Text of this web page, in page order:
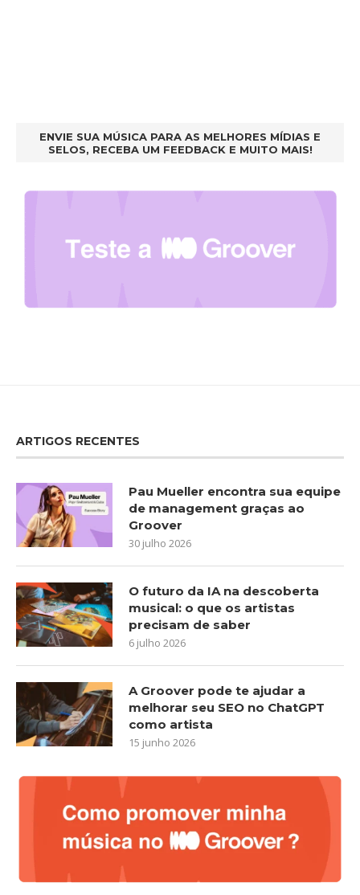
ENVIE SUA MÚSICA PARA AS MELHORES MÍDIAS E
SELOS, RECEBA UM FEEDBACK E MUITO MAIS!
ARTIGOS RECENTES
Pau Mueller encontra sua equipe
de management graças ao
Groover
30 julho 2026
O futuro da IA na descoberta
musical: o que os artistas
precisam de saber
6 julho 2026
A Groover pode te ajudar a
melhorar seu SEO no ChatGPT
como artista
15 junho 2026